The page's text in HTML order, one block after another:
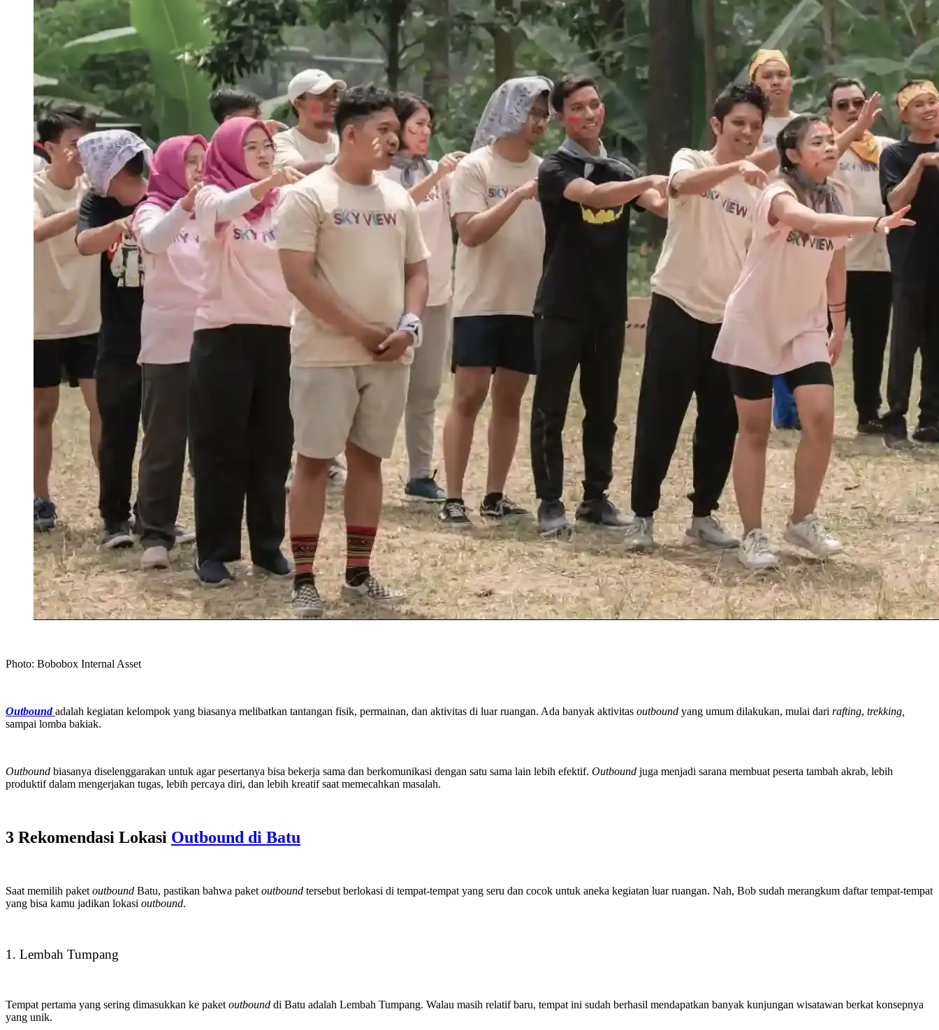
Photo: Bobobox Internal Asset
Outboundadalah kegiatan kelompok yang biasanya melibatkan tantangan fisik, permainan, dan aktivitas di luar ruangan. Ada banyak aktivitas outbound yang umum dilakukan, mulai dari rafting, trekking,
sampai lomba bakiak.
Outbound biasanya diselenggarakan untuk agar pesertanya bisa bekerja sama dan berkomunikasi dengan satu sama lain lebih efektif. Outbound juga menjadi sarana membuat peserta tambah akrab, lebih
produktif dalam mengerjakan tugas, lebih percaya diri, dan lebih kreatif saat memecahkan masalah.
3 Rekomendasi Lokasi Outbound di Batu
Saat memilih paket outbound Batu, pastikan bahwa paket outbound tersebut berlokasi di tempat-tempat yang seru dan cocok untuk aneka kegiatan luar ruangan. Nah, Bob sudah merangkum daftar tempat-tempat
yang bisa kamu jadikan lokasi outbound.
1. Lembah Tumpang
Tempat pertama yang sering dimasukkan ke paket outbound di Batu adalah Lembah Tumpang. Walau masih relatif baru, tempat ini sudah berhasil mendapatkan banyak kunjungan wisatawan berkat konsepnya
yang unik.